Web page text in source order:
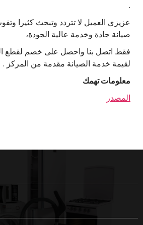
عزيزي العميل لا تتردد وتبحث كثيرا
صيانة جادة وخدمة عالية الجودة،
فقط اتصل بنا واحصل على خصم لقطع
لقيمة خدمة الصيانة مقدمة من المركز .
معلومات تهمك
المصدر